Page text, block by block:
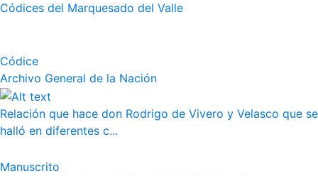
Códices del Marquesado del Valle
Códice
Archivo General de la Nación
Relación que hace don Rodrigo de Vivero y Velasco que se
halló en diferentes c...
Manuscrito